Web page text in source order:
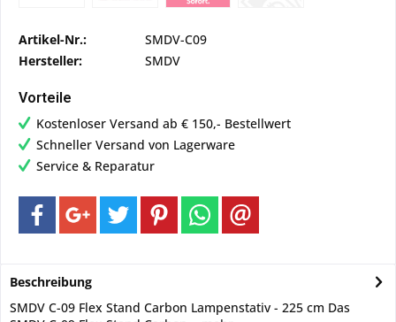
Artikel-Nr.:
SMDV-C09
Hersteller:
SMDV
Vorteile
Kostenloser Versand ab € 150,- Bestellwert
Schneller Versand von Lagerware
Service & Reparatur
Beschreibung
SMDV C-09 Flex Stand Carbon Lampenstativ - 225 cm Das